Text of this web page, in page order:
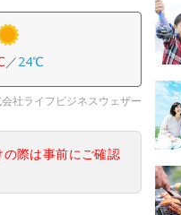
／24℃
社ライフビジネスウェザー
際は事前にご確認